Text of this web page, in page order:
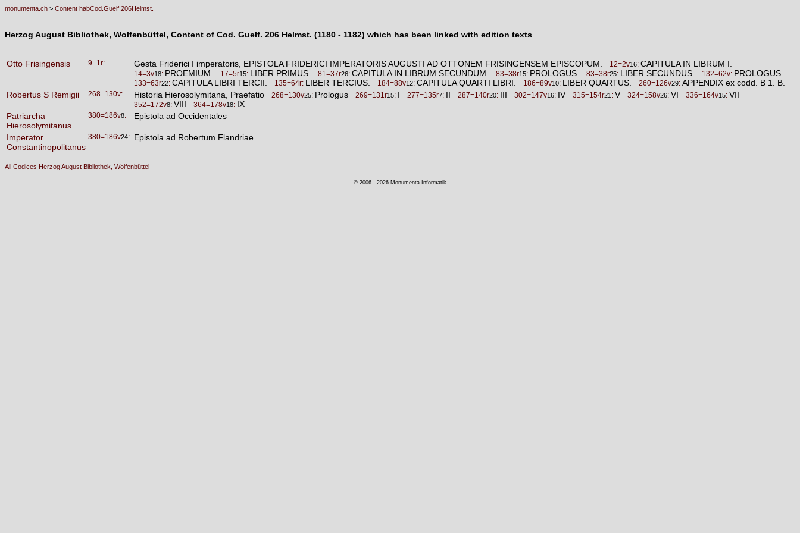
monumenta.ch > Content habCod.Guelf.206Helmst.
Herzog August Bibliothek, Wolfenbüttel, Content of Cod. Guelf. 206 Helmst. (1180 - 1182) which has been linked with edition texts
Otto Frisingensis 9=1r: Gesta Friderici I imperatoris, EPISTOLA FRIDERICI IMPERATORIS AUGUSTI AD OTTONEM FRISINGENSEM EPISCOPUM. 12=2v16: CAPITULA IN LIBRUM I.
14=3v18: PROEMIUM. 17=5r15: LIBER PRIMUS. 81=37r26: CAPITULA IN LIBRUM SECUNDUM. 83=38r15: PROLOGUS. 83=38r25: LIBER SECUNDUS. 132=62v: PROLOGUS.
133=63r22: CAPITULA LIBRI TERCII. 135=64r: LIBER TERCIUS. 184=88v12: CAPITULA QUARTI LIBRI. 186=89v10: LIBER QUARTUS. 260=126v29: APPENDIX ex codd. B 1. B.
Robertus S Remigii
268=130v: Historia Hierosolymitana, Praefatio 268=130v25: Prologus 269=131r15: I 277=135r7: II 287=140r20: III 302=147v16: IV 315=154r21 : V 324=158v26: VI 336=164v15: VII
352=172v8: VIII 364=178v18: IX
Patriarcha
Hierosolymitanus
380=186v8: Epistola ad Occidentales
Imperator
Constantinopolitanus
380=186v24: Epistola ad Robertum Flandriae
All Codices Herzog August Bibliothek, Wolfenbüttel
© 2006 - 2026 Monumenta Informatik